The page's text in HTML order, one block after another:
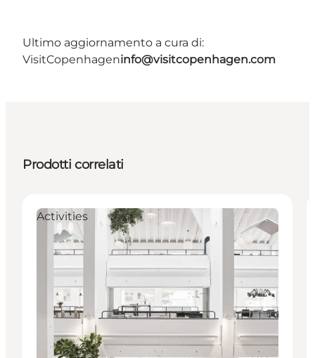
Ultimo aggiornamento a cura di:
VisitCopenhageninfo@visitcopenhagen.com
Prodotti correlati
Activities